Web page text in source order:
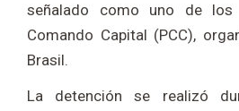
señalado como uno de
Comando Capital (PCC),
Brasil.
La detención se realizó